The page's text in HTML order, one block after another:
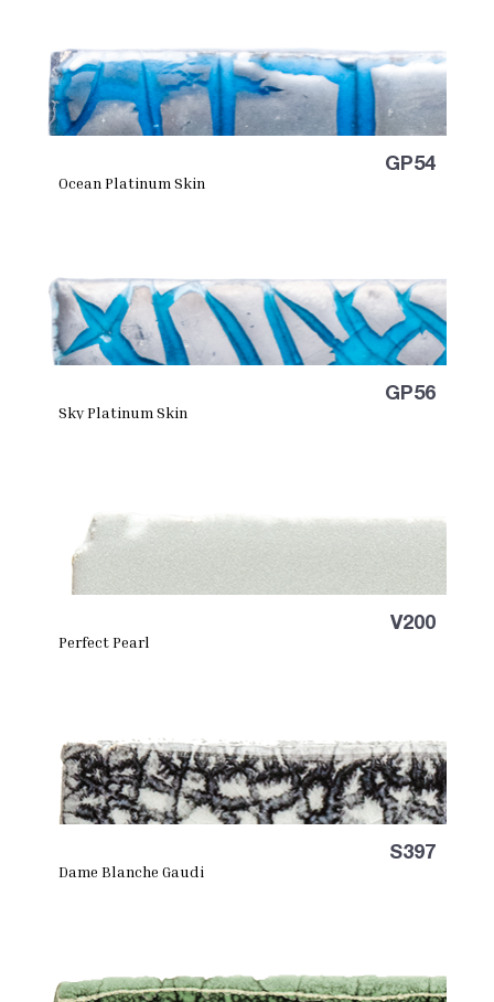
GP54
Ocean Platinum Skin
GP56
Sky Platinum Skin
V200
Perfect Pearl
S397
Dame Blanche Gaudi